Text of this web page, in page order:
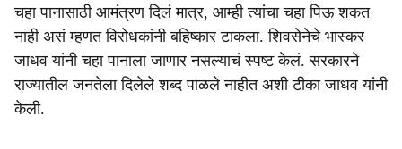
चहा पानासाठी आमंत्रण दिलं मात्र, आम्ही त्यांचा चहा पिऊ शकत
नाही असं म्हणत विरोधकांनी बहिष्कार टाकला. शिवसेनेचे भास्कर
जाधव यांनी चहा पानाला जाणार नसल्याचं स्पष्ट केलं. सरकारने
राज्यातील जनतेला दिलेले शब्द पाळले नाहीत अशी टीका जाधव यांनी
केली.